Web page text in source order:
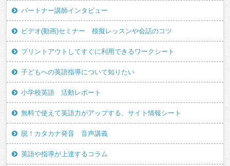
パートナー講師インタビュー
ビデオ(動画)セミナー 模擬レッスンや会話のコツ
プリントアウトしてすぐに利用できるワークシート
子どもへの英語指導について知りたい
小学校英語 活動レポート
無料で使えて英語力がアップする、サイト情報シート
脱！カタカナ発音 音声講義
英語や指導が上達するコラム